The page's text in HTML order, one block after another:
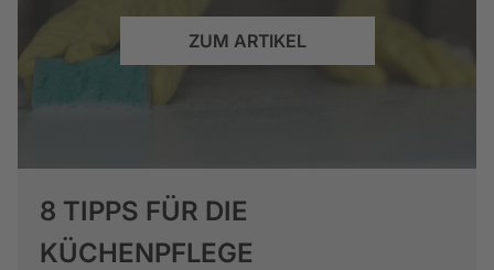
ZUM ARTIKEL
8 TIPPS FÜR DIE
KÜCHENPFLEGE